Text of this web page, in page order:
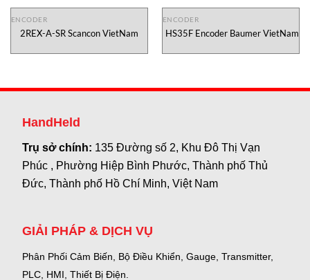
ENCODER
2REX-A-SR Scancon VietNam
ENCODER
HS35F Encoder Baumer VietNam
HandHeld
Trụ sở chính: 135 Đường số 2, Khu Đô Thị Vạn
Phúc , Phường Hiệp Bình Phước, Thành phố Thủ
Đức, Thành phố Hồ Chí Minh, Việt Nam
GIẢI PHÁP & DỊCH VỤ
Phân Phối Cảm Biến, Bộ Điều Khiển, Gauge, Transmitter,
PLC, HMI, Thiết Bị Điện.